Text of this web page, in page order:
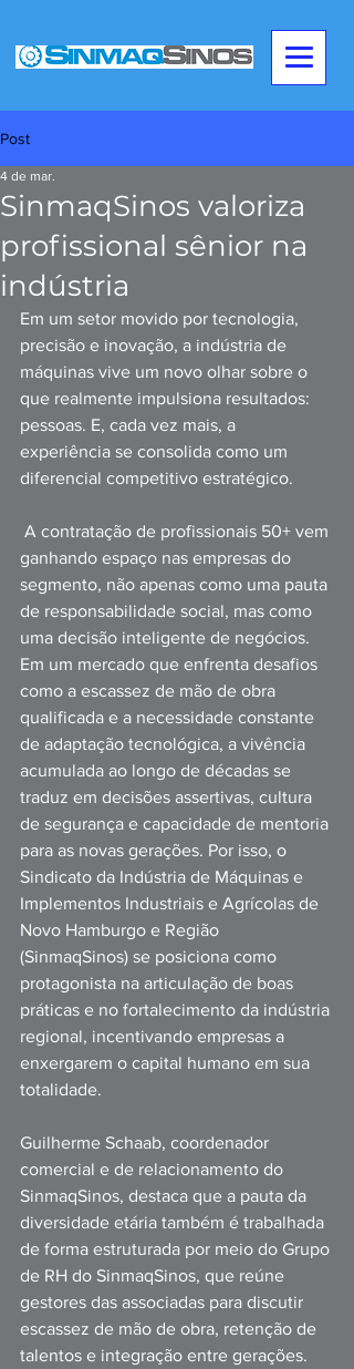
Post
SinmaqSinos valoriza
profissional sênior na
indústria
4 de mar.
Em um setor movido por tecnologia,
precisão e inovação, a indústria de
máquinas vive um novo olhar sobre o
que realmente impulsiona resultados:
pessoas. E, cada vez mais, a
experiência se consolida como um
diferencial competitivo estratégico.
A contratação de profissionais 50+ vem
ganhando espaço nas empresas do
segmento, não apenas como uma pauta
de responsabilidade social, mas como
uma decisão inteligente de negócios.
Em um mercado que enfrenta desafios
como a escassez de mão de obra
qualificada e a necessidade constante
de adaptação tecnológica, a vivência
acumulada ao longo de décadas se
traduz em decisões assertivas, cultura
de segurança e capacidade de mentoria
para as novas gerações. Por isso, o
Sindicato da Indústria de Máquinas e
Implementos Industriais e Agrícolas de
Novo Hamburgo e Região
(SinmaqSinos) se posiciona como
protagonista na articulação de boas
práticas e no fortalecimento da indústria
regional, incentivando empresas a
enxergarem o capital humano em sua
totalidade.
Guilherme Schaab, coordenador
comercial e de relacionamento do
SinmaqSinos, destaca que a pauta da
diversidade etária também é trabalhada
de forma estruturada por meio do Grupo
de RH do SinmaqSinos, que reúne
gestores das associadas para discutir
escassez de mão de obra, retenção de
talentos e integração entre gerações.